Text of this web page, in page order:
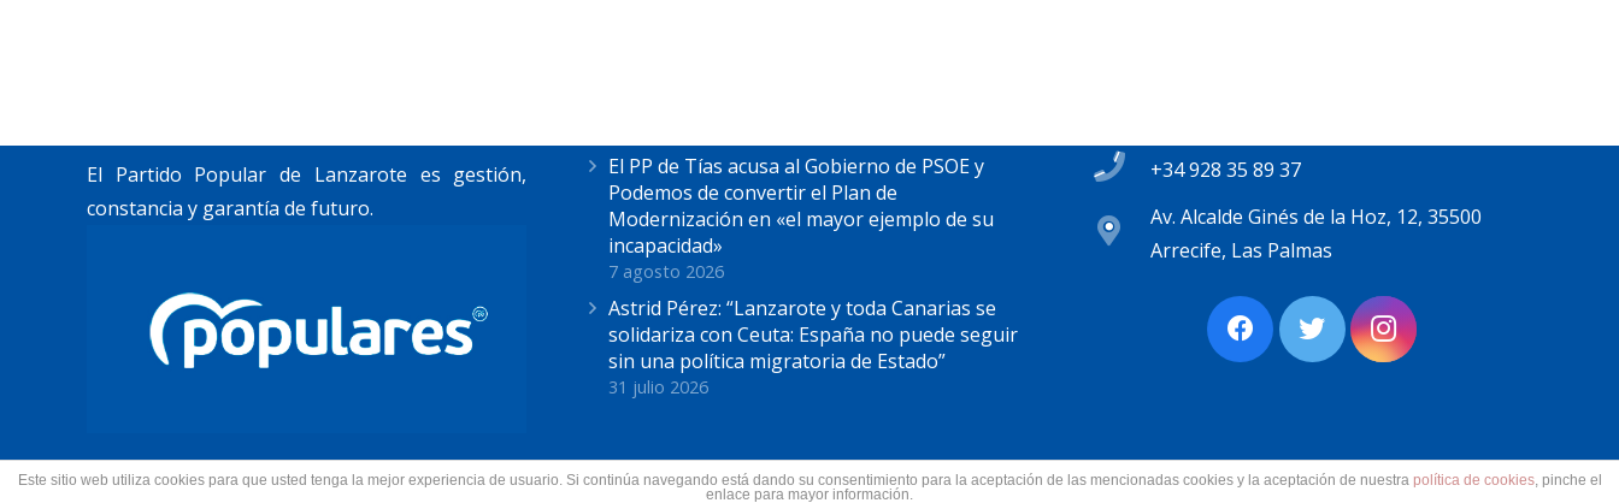
El Partido Popular de Lanzarote es gestión,
constancia y garantía de futuro.
El PP de Tías acusa al Gobierno de PSOE y
Podemos de convertir el Plan de
Modernización en «el mayor ejemplo de su
incapacidad»
7 agosto 2026
Astrid Pérez: “Lanzarote y toda Canarias se
solidariza con Ceuta: España no puede seguir
sin una política migratoria de Estado”
31 julio 2026
+34 928 35 89 37
Av. Alcalde Ginés de la Hoz, 12, 35500
Arrecife, Las Palmas
© 2022 Partido Popular de Lanzarote.
Este sitio web utiliza cookies para que usted tenga la mejor experiencia de usuario. Si continúa navegando está dando su consentimiento para la aceptación de las mencionadas cookies y la aceptación de nuestra política de cookies, pinche el
enlace para mayor información.